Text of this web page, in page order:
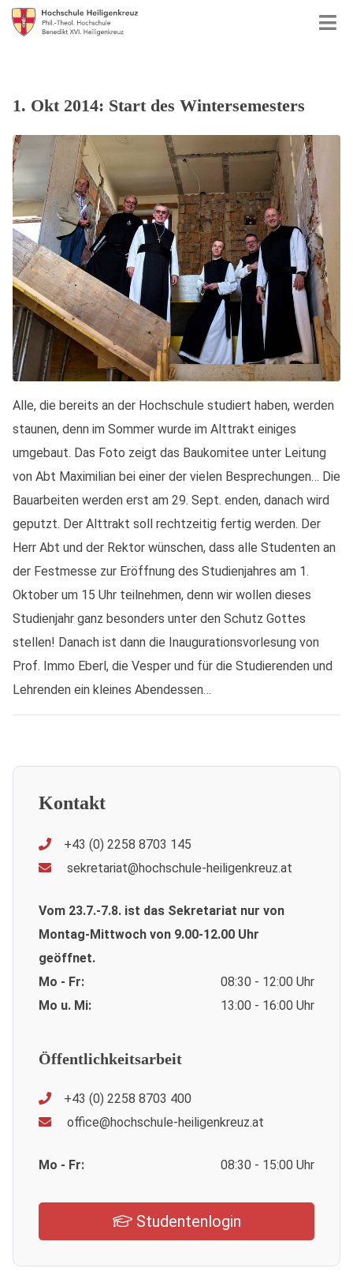
1. Okt 2014: Start des Wintersemesters
Alle, die bereits an der Hochschule studiert haben, werden
staunen, denn im Sommer wurde im Alttrakt einiges
umgebaut. Das Foto zeigt das Baukomitee unter Leitung
von Abt Maximilian bei einer der vielen Besprechungen… Die
Bauarbeiten werden erst am 29. Sept. enden, danach wird
geputzt. Der Alttrakt soll rechtzeitig fertig werden. Der
Herr Abt und der Rektor wünschen, dass alle Studenten an
der Festmesse zur Eröffnung des Studienjahres am 1.
Oktober um 15 Uhr teilnehmen, denn wir wollen dieses
Studienjahr ganz besonders unter den Schutz Gottes
stellen! Danach ist dann die Inaugurationsvorlesung von
Prof. Immo Eberl, die Vesper und für die Studierenden und
Lehrenden ein kleines Abendessen…
Kontakt
+43 (0) 2258 8703 145
sekretariat@hochschule-heiligenkreuz.at
Vom 23.7.-7.8. ist das Sekretariat nur von
Montag-Mittwoch von 9.00-12.00 Uhr
geöffnet.
Mo - Fr:
08:30 - 12:00 Uhr
Mo u. Mi:
13:00 - 16:00 Uhr
Öffentlichkeitsarbeit
+43 (0) 2258 8703 400
office@hochschule-heiligenkreuz.at
Mo - Fr: 08:30 - 15:00 Uhr
Studentenlogin